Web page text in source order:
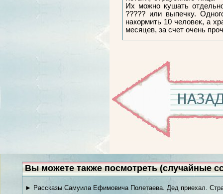
Их можно кушать
????? или выпечку.
накормить 10 человек, а
месяцев, за счет очень
Вы можете также посмотреть (случайные
► Рассказы Самуила Ефимовича Полетаева. Дед приехал.